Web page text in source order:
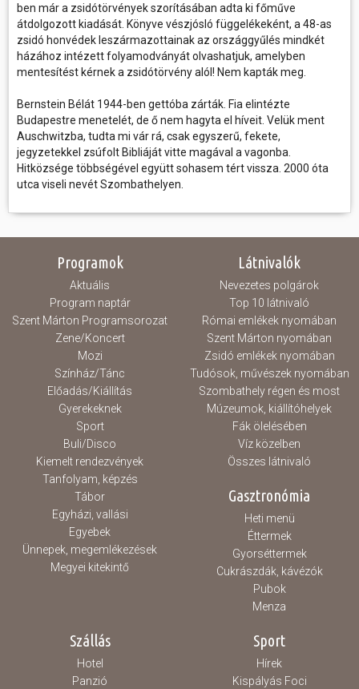
ben már a zsidótörvények szorításában adta ki főműve
átdolgozott kiadását. Könyve vészjósló függelékeként, a 48-as
zsidó honvédek leszármazottainak az országgyűlés mindkét
házához intézett folyamodványát olvashatjuk, amelyben
mentesítést kérnek a zsidótörvény alól! Nem kapták meg.
Bernstein Bélát 1944-ben gettóba zárták. Fia elintézte
Budapestre menetelét, de ő nem hagyta el híveit. Velük ment
Auschwitzba, tudta mi vár rá, csak egyszerű, fekete,
jegyzetekkel zsúfolt Bibliáját vitte magával a vagonba.
Hitközsége többségével együtt sohasem tért vissza. 2000 óta
utca viseli nevét Szombathelyen.
Programok
Aktuális
Program naptár
Szent Márton Programsorozat
Zene/Koncert
Mozi
Színház/Tánc
Előadás/Kiállítás
Gyerekeknek
Sport
Buli/Disco
Kiemelt rendezvények
Tanfolyam, képzés
Tábor
Egyházi, vallási
Egyebek
Ünnepek, megemlékezések
Megyei kitekintő
Látnivalók
Nevezetes polgárok
Top 10 látnivaló
Római emlékek nyomában
Szent Márton nyomában
Zsidó emlékek nyomában
Tudósok, művészek nyomában
Szombathely régen és most
Múzeumok, kiállítóhelyek
Fák ölelésében
Víz közelben
Összes látnivaló
Gasztronómia
Heti menü
Éttermek
Gyorséttermek
Cukrászdák, kávézók
Pubok
Menza
Szállás
Hotel
Panzió
Sport
Hírek
Kispályás Foci